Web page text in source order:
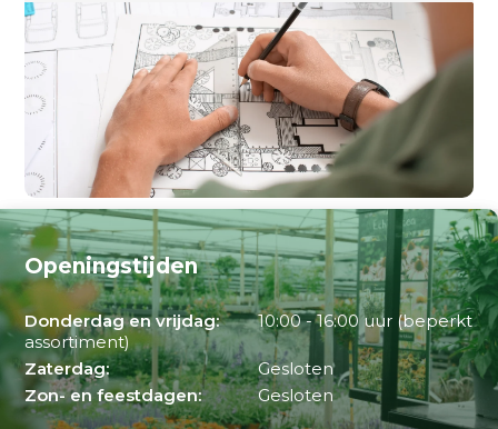
Openingstijden
Donderdag en vrijdag:
10:00 - 16:00 uur (beperkt
assortiment)
Zaterdag:
Gesloten
Zon- en feestdagen:
Gesloten